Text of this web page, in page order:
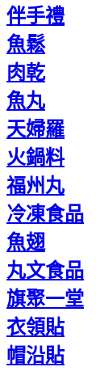
伴手禮
魚鬆
肉乾
魚丸
天婦羅
火鍋料
福州丸
冷凍食品
魚翅
丸文食品
旗聚一堂
衣領貼
帽沿貼